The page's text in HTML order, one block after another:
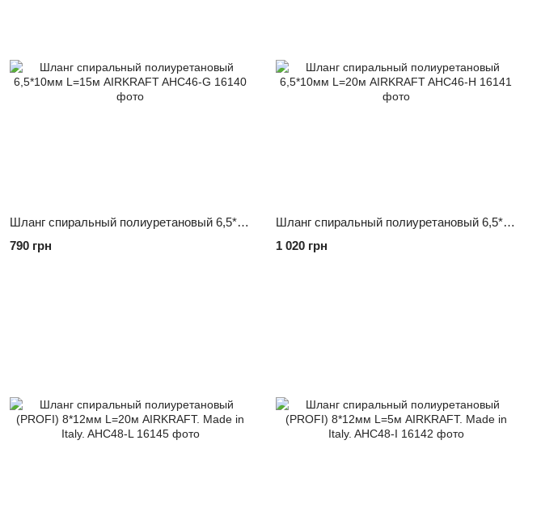
Шланг спиральный полиуретановый 6,5*10мм L=15м AIRKRAFT AHC46-G
790 грн
Шланг спиральный полиуретановый 6,5*10мм L=20м AIRKRAFT AHC46-H
1 020 грн